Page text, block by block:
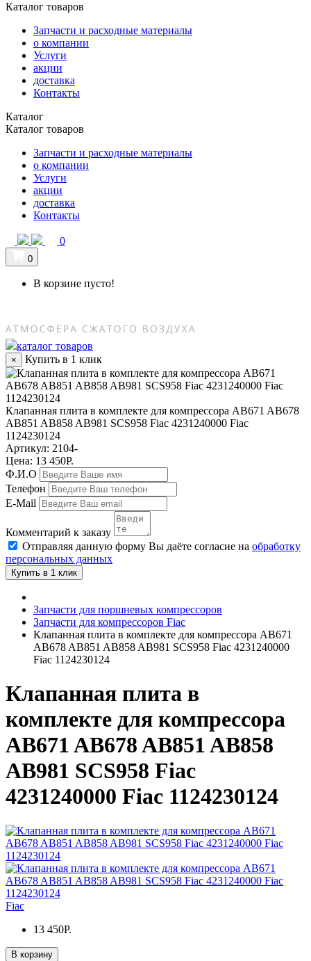
Каталог товаров
Запчасти и расходные материалы
о компании
Услуги
акции
доставка
Контакты
Каталог
Каталог товаров
Запчасти и расходные материалы
о компании
Услуги
акции
доставка
Контакты
0
0
В корзине пусто!
каталог товаров
× Купить в 1 клик
Клапанная плита в комплекте для компрессора AB671 AB678
AB851 AB858 AB981 SCS958 Fiac 4231240000 Fiac
1124230124
Артикул: 2104-
Цена: 13 450Р.
Ф.И.О
Телефон
E-Mail
Комментарий к заказу
Отправляя данную форму Вы даёте согласие на обработку
персональных данных
Купить в 1 клик
Запчасти для поршневых компрессоров
Запчасти для компрессоров Fiac
Клапанная плита в комплекте для компрессора AB671
AB678 AB851 AB858 AB981 SCS958 Fiac 4231240000
Fiac 1124230124
Клапанная плита в
комплекте для компрессора
AB671 AB678 AB851 AB858
AB981 SCS958 Fiac
4231240000 Fiac 1124230124
Fiac
13 450Р.
В корзину